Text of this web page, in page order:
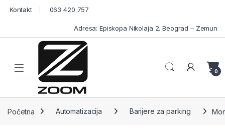
Skip to navigation
Skip to content
Kontakt 063 420 757
Adresa: Episkopa Nikolaja 2. Beograd – Zemun
Open 0
Početna Automatizacija Barijere za parking